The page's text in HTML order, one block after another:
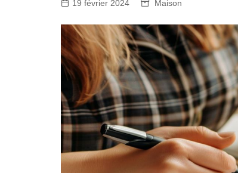
19 février 2024 Maison